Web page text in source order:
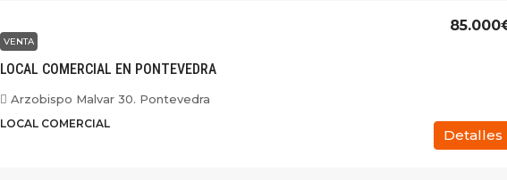
VENTA
LOCAL COMERCIAL EN PONTEVEDRA
Arzobispo Malvar 30. Pontevedra
LOCAL COMERCIAL
Detalles